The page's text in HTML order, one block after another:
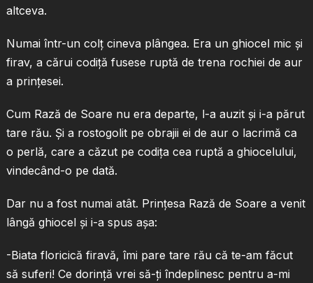
altceva.
Numai într-un colţ cineva plângea. Era un ghiocel mic şi
firav, a cărui codiţă fusese ruptă de trena rochiei de aur
a prinţesei.
Cum Rază de Soare nu era departe, l-a auzit şi i-a părut
tare rău. Şi a rostogolit pe obrajii ei de aur o lacrimă ca
o perlă, care a căzut pe codiţa cea ruptă a ghiocelului,
vindecând-o pe dată.
Dar nu a fost numai atât. Prinţesa Rază de Soare a venit
lângă ghiocel şi i-a spus aşa:
-Biata floricică firavă, îmi pare tare rău că te-am făcut
să suferi! Ce dorinţă vrei să-ţi îndeplinesc pentru a-mi